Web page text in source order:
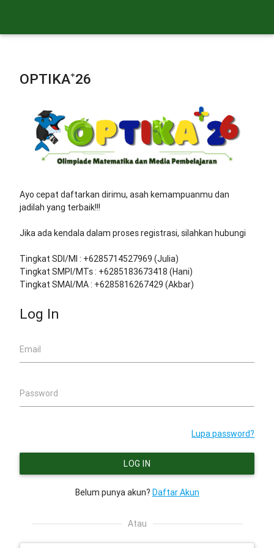
OPTIKA⁺26
Ayo cepat daftarkan dirimu, asah kemampuanmu dan
jadilah yang terbaik!!!
Jika ada kendala dalam proses registrasi, silahkan hubungi
Tingkat SDI/MI : +6285714527969 (Julia)
Tingkat SMPI/MTs : +6285183673418 (Hani)
Tingkat SMAI/MA : +6285816267429 (Akbar)
Log In
Email
Password
Lupa password?
LOG IN
Belum punya akun? Daftar Akun
Atau